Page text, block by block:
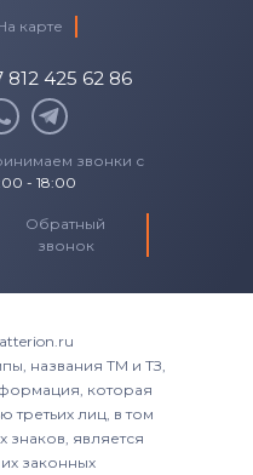
Acer
Asus
карте
812 425 62 86
звонки с
- 18:00
Обратный
звонок
названия ТМ и ТЗ,
которая
третьих лиц, в том
знаков, является
законных